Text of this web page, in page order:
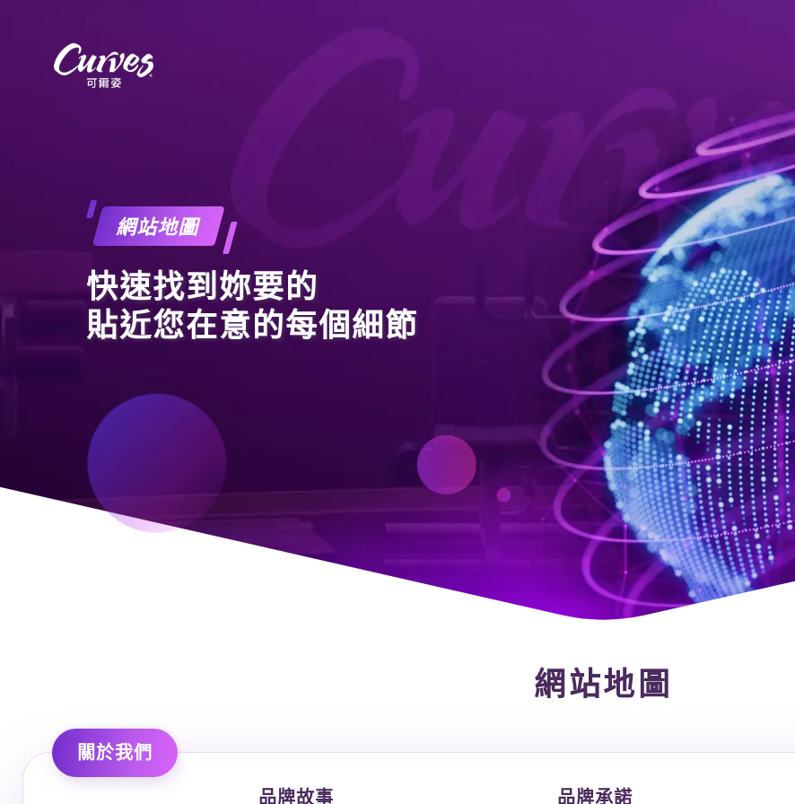
關於我們
品牌故事
品牌承諾
循環式訓練
最新消息
最新消息 合作夥伴
文章專欄
衛教知識報 會員故事
自有品牌
機能服飾 營養補充品
網站地圖
快速找到妳要的
貼近您在意的每個細節
網站地圖
關於我們
品牌故事
品牌承諾